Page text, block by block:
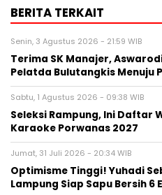
BERITA TERKAIT
Senin, 3 Agustus 2026 - 21:59 WIB
Terima SK Manajer,
Pelatda Bulutangkis Menuju
Sabtu, 1 Agustus 2026 - 09:38 WIB
Seleksi Rampung, Ini Daftar
Karaoke Porwanas 2027
Jumat, 31 Juli 2026 - 20:34 WIB
Optimisme Tinggi! Yuhadi
Lampung Siap Sapu Bersih 6